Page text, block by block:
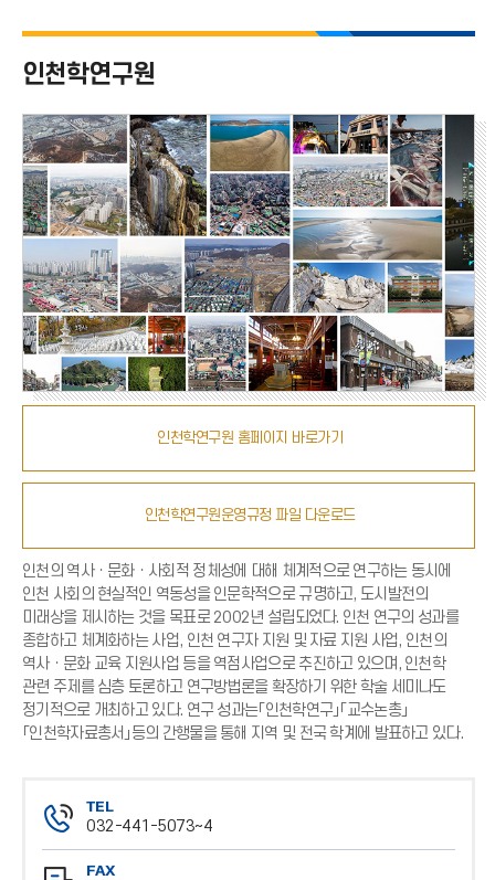
인천학연구원 홈페이지 바로가기
인천학연구원운영규정 파일 다운로드
인천학연구원
인천의 역사ㆍ문화ㆍ사회적 정체성에 대해 체계적으로 연구하는 동시에
인천 사회의 현실적인 역동성을 인문학적으로 규명하고, 도시발전의
미래상을 제시하는 것을 목표로 2002년 설립되었다. 인천 연구의 성과를
종합하고 체계화하는 사업, 인천 연구자 지원 및 자료 지원 사업, 인천의
역사ㆍ문화 교육 지원사업 등을 역점사업으로 추진하고 있으며, 인천학
관련 주제를 심층 토론하고 연구방법론을 확장하기 위한 학술 세미나도
정기적으로 개최하고 있다. 연구 성과는「인천학연구」「교수논총」
「인천학자료총서」등의 간행물을 통해 지역 및 전국 학계에 발표하고 있다.
TEL
032-441-5073~4
전
화
FAX